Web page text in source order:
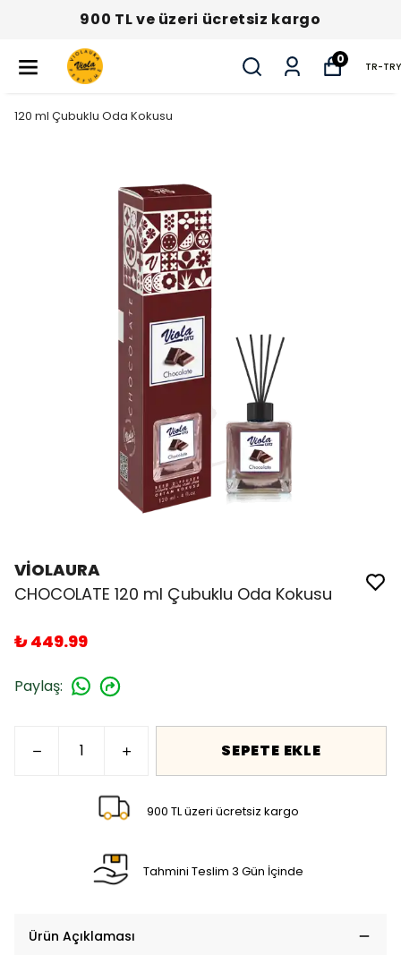
900 TL ve üzeri ücretsiz kargo
0
TR-TRY
120 ml Çubuklu Oda Kokusu
VİOLAURA
CHOCOLATE 120 ml Çubuklu Oda Kokusu
₺ 449.99
Paylaş:
SEPETE EKLE
900 TL üzeri ücretsiz kargo
Tahmini Teslim 3 Gün İçinde
Ürün Açıklaması